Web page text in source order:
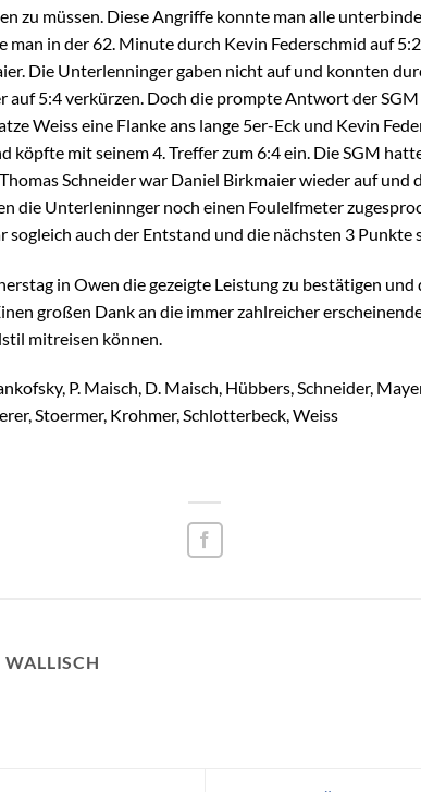
zu müssen. Diese Angriffe konnte man alle
man in der 62. Minute durch Kevin Federschmid auf
Die Unterlenninger gaben nicht auf und konnten
auf 5:4 verkürzen. Doch die prompte Antwort der
Weiss eine Flanke ans lange 5er-Eck und Kevin
köpfte mit seinem 4. Treffer zum 6:4 ein. Die SGM
Schneider war Daniel Birkmaier wieder auf und
die Unterleninnger noch einen Foulelfmeter
sogleich auch der Entstand und die nächsten 3 Punkte
in Owen die gezeigte Leistung zu bestätigen und
großen Dank an die immer zahlreicher
mitreisen können.
P. Maisch, D. Maisch, Hübbers, Schneider,
Stoermer, Krohmer, Schlotterbeck, Weiss